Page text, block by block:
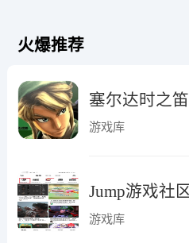
火爆推荐
塞尔达时之笛
游戏库
游戏库